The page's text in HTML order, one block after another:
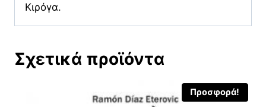
Κιρόγα.
Σχετικά προϊόντα
Προσφορά!